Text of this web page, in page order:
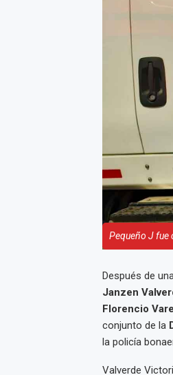
Pequeño J fue
Después de
Janzen
Florencio
conjunto de la
la policía
Valverde